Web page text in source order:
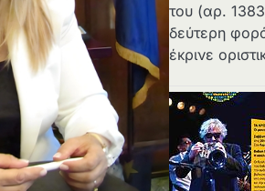
του (αρ.
δεύτερη
έκρινε